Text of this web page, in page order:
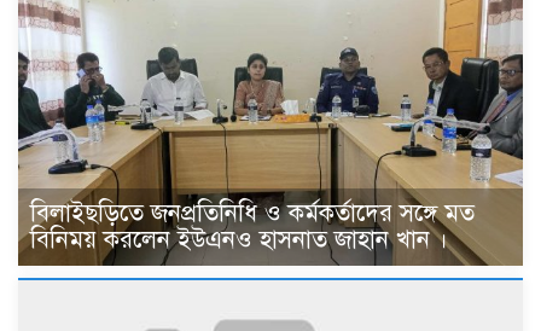
বিলাইছড়িতে জনপ্রতিনিধি ও কর্মকর্তাদের সঙ্গে মত
বিনিময় করলেন ইউএনও হাসনাত জাহান খান ।